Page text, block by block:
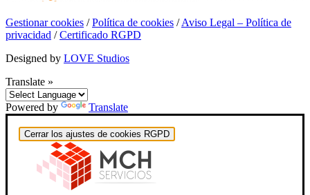
Gestionar cookies /Política de cookies /Aviso Legal – Política de
privacidad /Certificado RGPD
Designed by LOVE Studios
Translate »
Powered by Translate
Cerrar los ajustes de cookies RGPD